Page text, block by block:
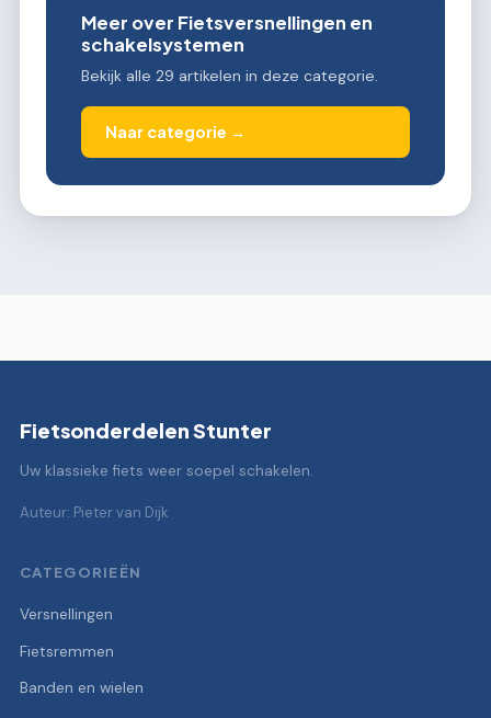
Meer over Fietsversnellingen en
schakelsystemen
Bekijk alle 29 artikelen in deze categorie.
Naar categorie →
Fietsonderdelen Stunter
Uw klassieke fiets weer soepel schakelen.
Auteur: Pieter van Dijk
CATEGORIEËN
Versnellingen
Fietsremmen
Banden en wielen